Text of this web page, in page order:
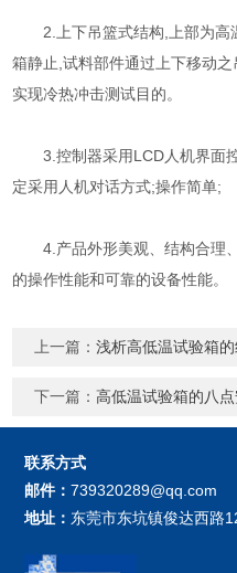
2.上下吊篮式结构,上部为高
箱静止,试料部件通过上下移动
实现冷热冲击测试目的。
3.控制器采用LCD人机界面
定采用人机对话方式;操作简单;
4.产品外形美观、结构合理、
的操作性能和可靠的设备性能。
上一篇：浅析高低温试验箱
下一篇：高低温试验箱的八
联系方式
邮件：739320289@qq.com
地址： 东莞市东坑镇俊达西路